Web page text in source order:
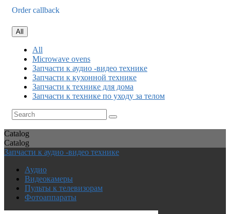
Order callback
All
All
Microwave ovens
Запчасти к аудио -видео технике
Запчасти к кухонной технике
Запчасти к технике для дома
Запчасти к технике по уходу за телом
Catalog
Catalog
Запчасти к аудио -видео технике
Аудио
Видеокамеры
Пульты к телевизорам
Фотоаппараты